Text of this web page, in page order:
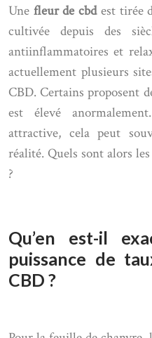
Une fleur de cbdest tirée
cultivée depuis des
antiinflammatoires et
actuellement plusieurs
CBD. Certains proposent
est élevé
attractive, cela peut
réalité. Quels sont alors
?
Qu’en est-il
puissance de
CBD ?